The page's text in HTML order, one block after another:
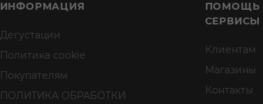
ИНФОРМАЦИЯ
Дегустации
Политика cookie
Покупателям
ПОЛИТИКА ОБРАБОТКИ
ПОМОЩЬ
СЕРВИСЫ
Клиентам
Магазины
Контакты